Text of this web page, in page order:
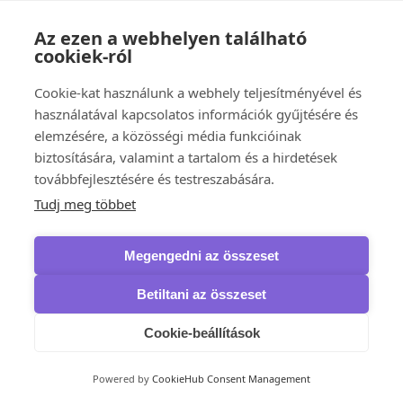
Partition Assistant
Avast
Cleanup Premium
Business
AVG
Cleaner Pro
Driver Updater
Business
Ashampoo
WinOptimizer
CCleaner
Professional Android
Professional Plus
Professional
Start Menu Pro
Az ezen a webhelyen található
cookiek-ról
Cookie-kat használunk a webhely teljesítményével és
használatával kapcsolatos információk gyűjtésére és
elemzésére, a közösségi média funkcióinak
biztosítására, valamint a tartalom és a hirdetések
továbbfejlesztésére és testreszabására.
Tudj meg többet
Megengedni az összeset
Betiltani az összeset
Cookie-beállítások
Powered by CookieHub Consent Management